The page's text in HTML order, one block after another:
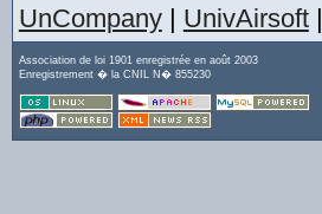
UnCompany| UnivAirsoft|
Association de loi 1901 enregistrée en août 2003
Enregistrement � la CNIL N� 855230